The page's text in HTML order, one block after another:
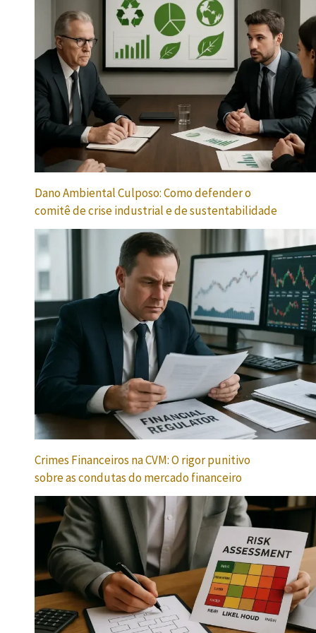
Dano Ambiental Culposo: Como defender o
comitê de crise industrial e de sustentabilidade
Crimes Financeiros na CVM: O rigor punitivo
sobre as condutas do mercado financeiro